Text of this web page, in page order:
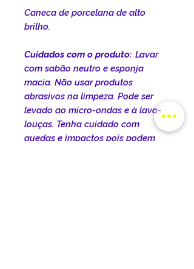
Caneca de porcelana de alto
brilho.
Cuidados com o produto: Lavar
com sabão neutro e esponja
macia. Não usar produtos
abrasivos na limpeza. Pode ser
levado ao micro-ondas e à lava-
louças. Tenha cuidado com
quedas e impactos pois podem